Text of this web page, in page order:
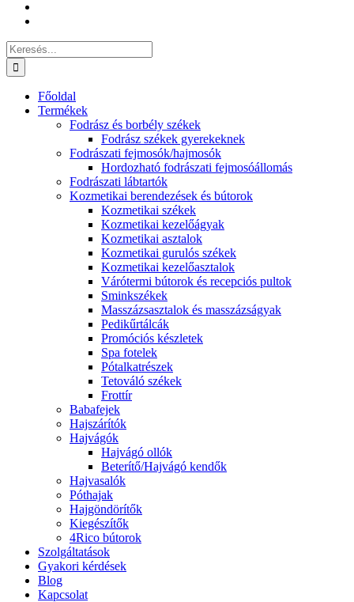
Keresés...
Főoldal
Termékek
Fodrász és borbély székek
Fodrász székek gyerekeknek
Fodrászati fejmosók/hajmosók
Hordozható fodrászati fejmosóállomás
Fodrászati lábtartók
Kozmetikai berendezések és bútorok
Kozmetikai székek
Kozmetikai kezelőágyak
Kozmetikai asztalok
Kozmetikai gurulós székek
Kozmetikai kezelőasztalok
Várótermi bútorok és recepciós pultok
Sminkszékek
Masszázsasztalok és masszázságyak
Pedikűrtálcák
Promóciós készletek
Spa fotelek
Pótalkatrészek
Tetováló székek
Frottír
Babafejek
Hajszárítók
Hajvágók
Hajvágó ollók
Beterítő/Hajvágó kendők
Hajvasalók
Póthajak
Hajgöndörítők
Kiegészítők
4Rico bútorok
Szolgáltatások
Gyakori kérdések
Blog
Kapcsolat